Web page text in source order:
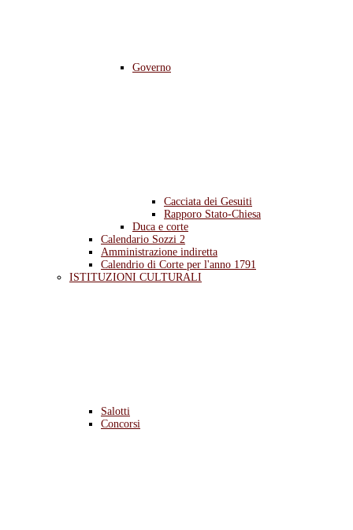
Governo
Cacciata dei Gesuiti
Rapporo Stato-Chiesa
Duca e corte
Calendario Sozzi 2
Amministrazione indiretta
Calendrio di Corte per l'anno 1791
ISTITUZIONI CULTURALI
Salotti
Concorsi